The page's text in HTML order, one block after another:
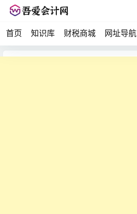
首页 知识库 财税商城 网址导航